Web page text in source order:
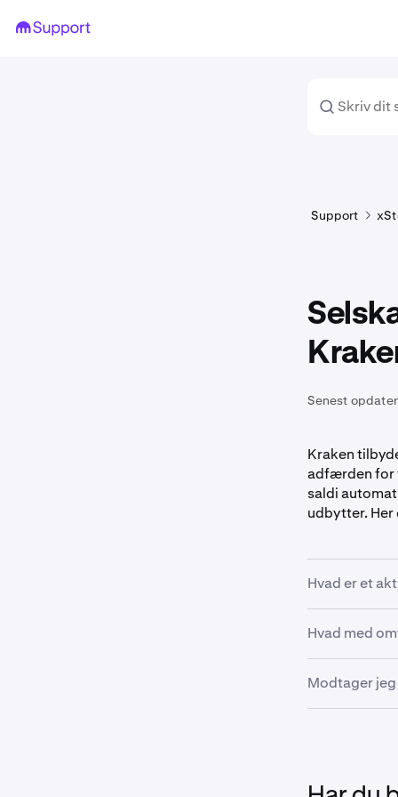
Support
Senest
Kraken
adfærden for
saldi
udbytter. Her
Hvad er et
Et aktiesplit
eksempel,
hver til en
Hvad med
Et omvendt
dollarværdi
Modtager